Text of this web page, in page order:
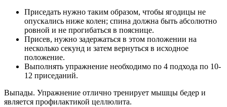
Приседать нужно таким образом, чтобы ягодицы не
опускались ниже колен; спина должна быть абсолютно
ровной и не прогибаться в пояснице.
Присев, нужно задержаться в этом положении на
несколько секунд и затем вернуться в исходное
положение.
Выполнять упражнение необходимо по 4 подхода по 10-
12 приседаний.
Выпады. Упражнение отлично тренирует мышцы бедер и
является профилактикой целлюлита.